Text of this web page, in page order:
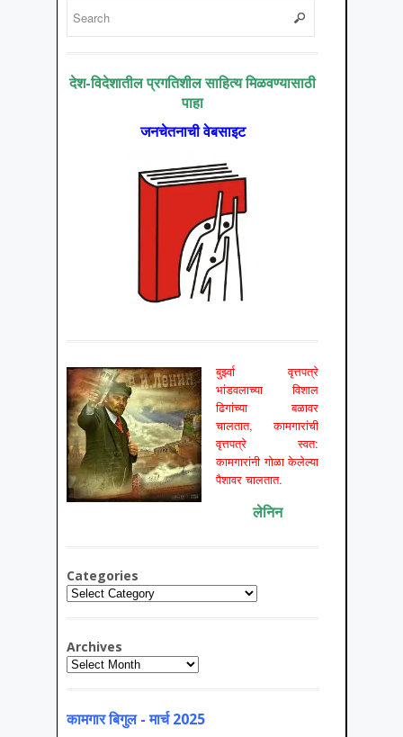
देश-विदेशातील प्रगतिशील साहित्य मिळवण्यासाठी
पाहा
जनचेतनाची वेबसाइट
बुर्झ्वा वृत्तपत्रे
भांडवलाच्या विशाल
ढिगांच्या बळावर
चालतात, कामगारांची
वृत्तपत्रे स्वत:
कामगारांनी गोळा केलेल्या
पैशावर चालतात.
लेनिन
Categories
Categories
Archives
Archives
कामगार बिगुल - मार्च 2025